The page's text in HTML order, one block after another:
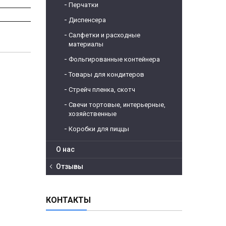
Перчатки
Диспенсера
Салфетки и расходные
материалы
Фольгированные контейнера
Товары для кондитеров
Стрейч пленка, скотч
Свечи тортовые, интерьерные,
хозяйственные
Коробки для пиццы
О нас
Отзывы
КОНТАКТЫ